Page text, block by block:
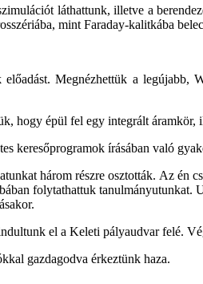
láthattunk, illetve a
mint Faraday-kalitkába
Megnézhettük a legújabb,
hogy épül fel egy integrált áramkör,
keresőprogramok írásában való
három részre osztották. Az én
folytathattuk
el a Keleti pályaudvar felé.
gazdagodva érkeztünk haza.